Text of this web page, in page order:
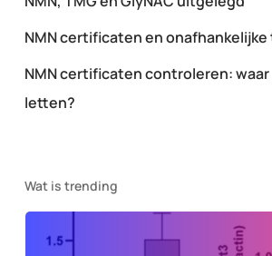
NMN certificaten en
NMN certificaten controleren: waar
letten?
Wat is trending